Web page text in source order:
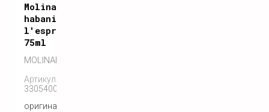
Molinard
habanita
l'esprit
75ml
MOLINARD
Артикул:
3305400095029
оригинальный